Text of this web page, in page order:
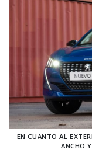
EN CUANTO AL
ANCHO